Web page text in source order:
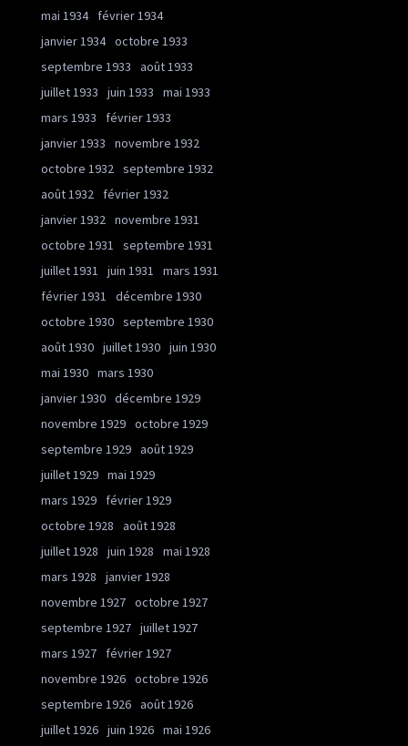
mai 1934
février 1934
janvier 1934 octobre 1933
septembre 1933
août 1933
juillet 1933
juin 1933
mai 1933
mars 1933
février 1933
janvier 1933
novembre 1932
octobre 1932 septembre 1932
août 1932
février 1932
janvier 1932 novembre 1931
octobre 1931
septembre 1931
juillet 1931
juin 1931
mars 1931
février 1931
décembre 1930
octobre 1930 septembre 1930
août 1930 juillet 1930 juin 1930
mai 1930 mars 1930
janvier 1930 décembre 1929
novembre 1929 octobre 1929
septembre 1929 août 1929
juillet 1929 mai 1929
mars 1929
février 1929
octobre 1928
août 1928
juillet 1928
juin 1928
mai 1928
mars 1928
janvier 1928
novembre 1927 octobre 1927
septembre 1927 juillet 1927
mars 1927
février 1927
novembre 1926 octobre 1926
septembre 1926 août 1926
juillet 1926 juin 1926 mai 1926